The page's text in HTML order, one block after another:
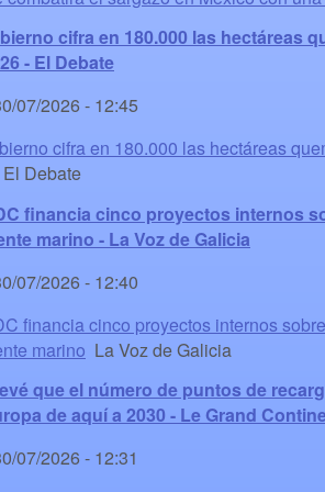
cifra en 180.000 las hectáreas
- El Debate
07/2026 - 12:45
cifra en 180.000 las hectáreas
El Debate
financia cinco proyectos internos
marino - La Voz de Galicia
07/2026 - 12:40
financia cinco proyectos internos
marino La Voz de Galicia
que el número de puntos de
de aquí a 2030 - Le Grand
07/2026 - 12:31